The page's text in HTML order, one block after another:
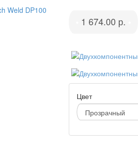
1 674.00 р.
Цвет